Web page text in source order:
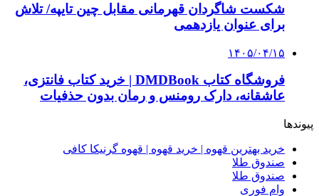
شکست شاگردان قهرمانی مقابل چین تایپه/ تلاش
برای عنوان یازدهمی
۱۴۰۵/۰۴/۱۵
فروشگاه کتاب DMDBook | خرید کتاب فانتزی،
عاشقانه، دارک رومنس و رمان بدون حذفیات
پیوندها
خرید بهترین قهوه | خرید قهوه | قهوه گرنیکا کافی
صندوق طلا
صندوق طلا
وام فوری